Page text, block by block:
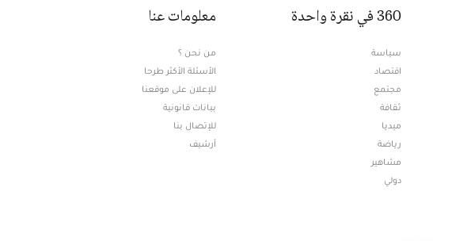
360 في نقرة واحدة
سياسة
اقتصاد
مجتمع
ثقافة
ميديا
رياضة
مشاهير
دولي
معلومات عنا
من نحن ؟
الأسئلة الأكثر طرحا
للإعلان على موقعنا
بيانات قانونية
للإتصال بنا
أرشيف